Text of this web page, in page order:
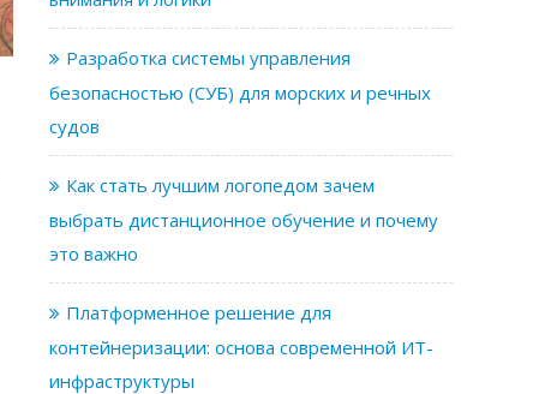
Разработка системы управления
безопасностью (СУБ) для морских и речных
судов
Как стать лучшим логопедом зачем
выбрать дистанционное обучение и почему
это важно
Платформенное решение для
контейнеризации: основа современной ИТ-
инфраструктуры